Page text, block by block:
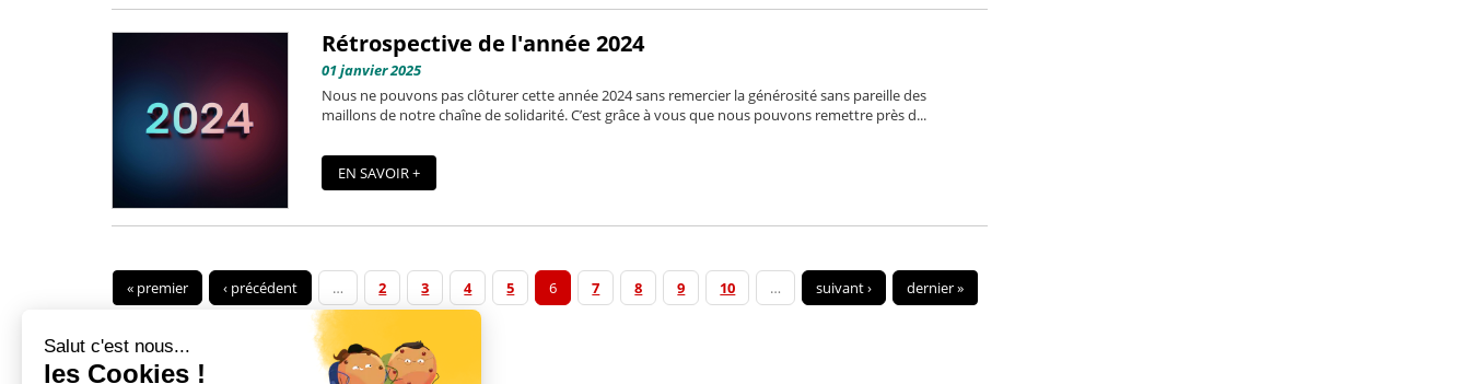
Rétrospective de l'année 2024
01 janvier 2025
Nous ne pouvons pas clôturer cette année 2024 sans remercier la générosité sans pareille des
maillons de notre chaîne de solidarité. C’est grâce à vous que nous pouvons remettre près d...
EN SAVOIR +
« premier ‹ précédent … 2 3 4 5 6 7 8 9 10 … suivant › dernier »
Salut c'est nous...
les Cookies !